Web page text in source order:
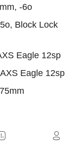
-6o
Block Lock
Eagle 12sp
Eagle 12sp